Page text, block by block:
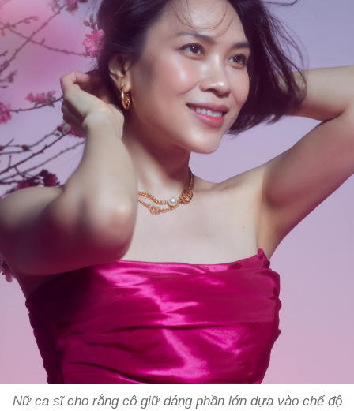
Nữ ca sĩ cho rằng cô giữ dáng phần lớn dựa vào chế độ